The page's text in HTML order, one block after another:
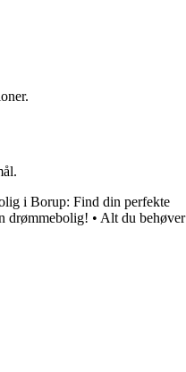
i Borup: Find din perfekte
drømmebolig! • Alt du behøver